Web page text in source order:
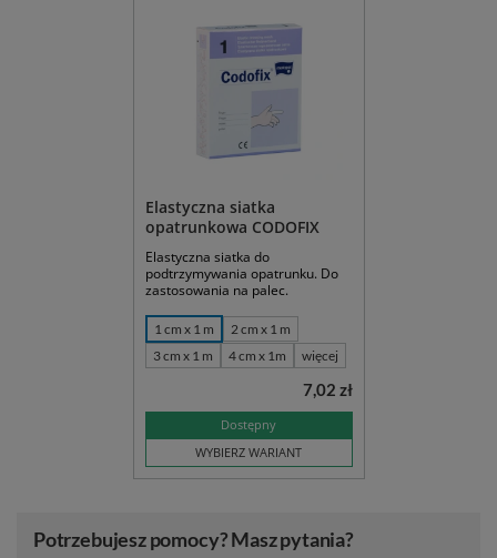
Elastyczna siatka
opatrunkowa CODOFIX
Elastyczna siatka do
podtrzymywania opatrunku. Do
zastosowania na palec.
1 cm x 1 m
2 cm x 1 m
3 cm x 1 m
4 cm x 1m więcej
Dostępny
WYBIERZ WARIANT
7,02 zł
Potrzebujesz pomocy? Masz pytania?